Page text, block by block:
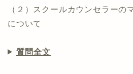
（２）スクールカウンセラーの
について
質問全文